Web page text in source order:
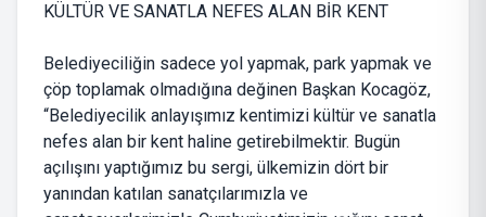
KÜLTÜR VE SANATLA NEFES ALAN BİR KENT
Belediyeciliğin sadece yol yapmak, park yapmak ve
çöp toplamak olmadığına değinen Başkan Kocagöz,
“Belediyecilik anlayışımız kentimizi kültür ve sanatla
nefes alan bir kent haline getirebilmektir. Bugün
açılışını yaptığımız bu sergi, ülkemizin dört bir
yanından katılan sanatçılarımızla ve